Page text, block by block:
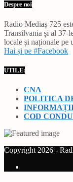
Despre noi
Radio Mediaș 725
Transilvania și al 37-
locale și naționale pe
Hai și pe #Facebook
UTILE:
CNA
POLITICA
COD
Copyright 2026 -